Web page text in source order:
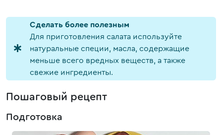
Cделать более полезным
Для приготовления салата используйте
натуральные специи, масла, содержащие
меньше всего вредных веществ, а также
свежие ингредиенты.
Пошаговый рецепт
Подготовка